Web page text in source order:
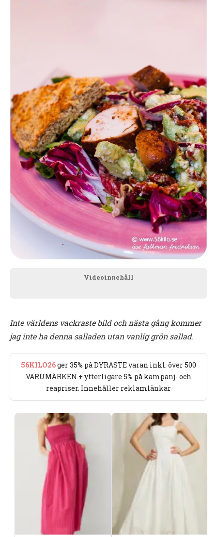
Videoinnehåll
Inte världens vackraste bild och nästa gång kommer
jag inte ha denna salladen utan vanlig grön sallad.
56KILO26ger 35% på DYRASTE varan inkl. över 500
VARUMÄRKEN + ytterligare 5% på kampanj- och
reapriser. Innehåller reklamlänkar